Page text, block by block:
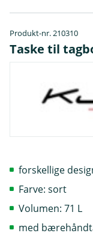
Produkt-nr. 210310
Taske til
forskellige
Farve: sort
Volumen: 71 L
med